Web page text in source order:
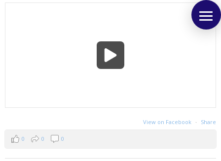
View on Facebook · Share
0 0 0